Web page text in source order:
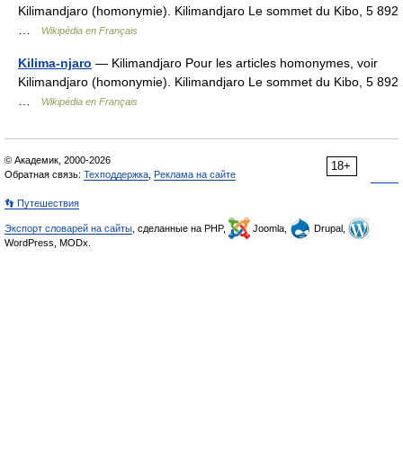
Kilimandjaro (homonymie). Kilimandjaro Le sommet du Kibo, 5 892
Wikipédia en Français
Kilima-njaro — Kilimandjaro Pour les articles homonymes, voir
Kilimandjaro (homonymie). Kilimandjaro Le sommet du Kibo, 5 892
Wikipédia en Français
18+
© Академик, 2000-2026
Обратная связь: Техподдержка Реклама на сайте
👣 Путешествия
Экспорт словарей на сайты , сделанные на PHP, Joomla,
Drupal,
WordPress, MODx.